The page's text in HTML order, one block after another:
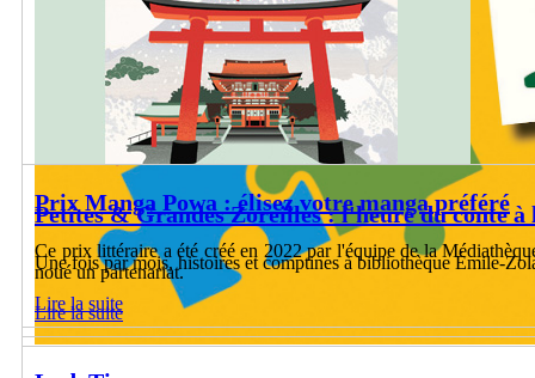
Prix Manga Powa : élisez votre manga préféré
Ce prix littéraire a été créé en 2022 par l'équipe de la
noué un partenariat.
Lire la suite
Petites & Grandes Zoreilles : l'heure du conte
Une fois par mois, histoires et comptines à bibliothèque Émile-
Lire la suite